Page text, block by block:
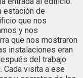
estación de
que nos
y nos
que nos mostraron
instalaciones eran
del trabajo
Cada visita a ese